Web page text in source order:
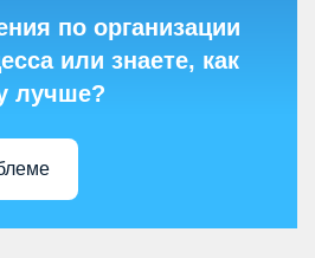
по организации
или знаете, как
лучше?